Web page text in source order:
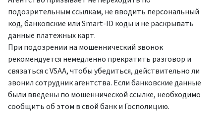
подозрительным ссылкам, не вводить персональный
код, банковские или Smart-ID коды и не раскрывать
данные платежных карт.
При подозрении на мошеннический звонок
рекомендуется немедленно прекратить разговор и
связаться с VSAA, чтобы убедиться, действительно ли
звонил сотрудник агентства. Если банковские данные
были введены по мошеннической ссылке, необходимо
сообщить об этом в свой банк и Госполицию.